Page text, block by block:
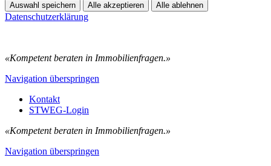
Auswahl speichern Alle akzeptieren Alle ablehnen
Datenschutzerklärung
«Kompetent beraten in Immobilienfragen.»
Navigation überspringen
Kontakt
STWEG-Login
«Kompetent beraten in Immobilienfragen.»
Navigation überspringen